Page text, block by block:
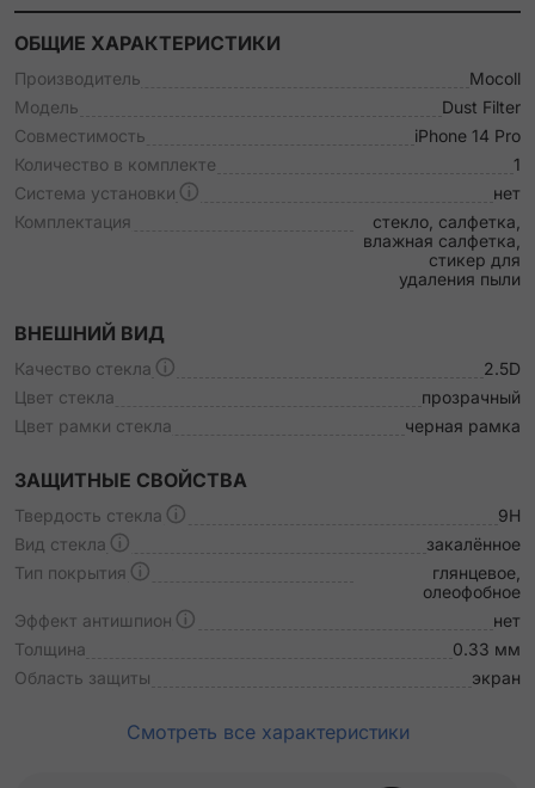
ОБЩИЕ ХАРАКТЕРИСТИКИ
Производитель
Mocoll
Модель
Dust Filter
Совместимость
iPhone 14 Pro
Количество в комплекте
1
Система установки
нет
Комплектация
стекло, салфетка,
влажная салфетка,
стикер для
удаления пыли
ВНЕШНИЙ ВИД
Качество стекла
2.5D
Цвет стекла
прозрачный
Цвет рамки стекла
черная рамка
ЗАЩИТНЫЕ СВОЙСТВА
Твердость стекла
9H
Вид стекла
закалённое
Тип покрытия
глянцевое,
олеофобное
Эффект антишпион
нет
Толщина
0.33 мм
Область защиты
экран
Смотреть все характеристики